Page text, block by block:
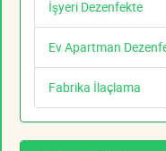
İşyeri Dezenfekte
Ev Apartman
Fabrika İlaçlama